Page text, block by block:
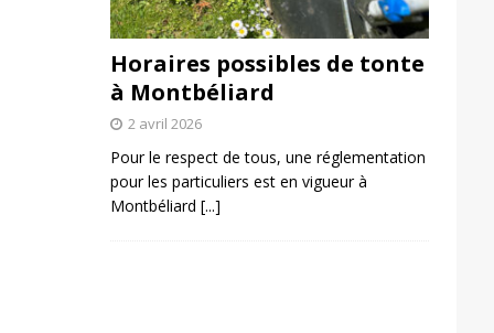
Horaires possibles de tonte
à Montbéliard
2 avril 2026
Pour le respect de tous, une réglementation
pour les particuliers est en vigueur à
Montbéliard [...]